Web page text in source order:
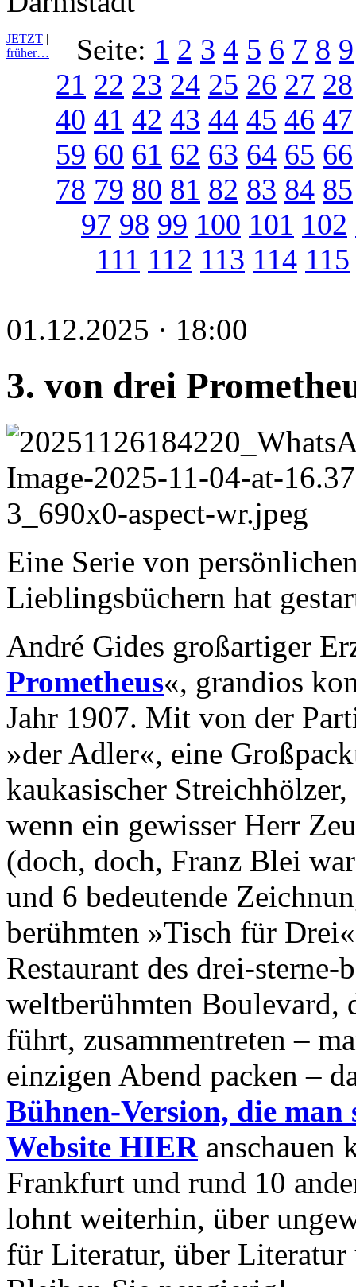
JETZT |
früher…
Seite: 1 2 3 4 5 6 7 8 9
21 22 23 24 25 26 27 28
40 41 42 43 44 45 46 47
59 60 61 62 63 64 65 66
78 79 80 81 82 83 84 85
97 98 99 100 101 102
111 112 113 114 115
01.12.2025 · 18:00
3. von drei
Eine Serie von
Lieblingsbüchern hat
André Gides großartiger
Prometheus«, grandios
Jahr 1907. Mit von der
»der Adler«, eine
kaukasischer
wenn ein gewisser Herr
(doch, doch, Franz Blei
und 6 bedeutende
berühmten »Tisch für
Restaurant des drei-
weltberühmten Boulevard,
führt, zusammentreten –
einzigen Abend packen –
Bühnen-Version, die man
Website HIERanschauen
Frankfurt und rund 10
lohnt weiterhin, über
für Literatur, über Literatur